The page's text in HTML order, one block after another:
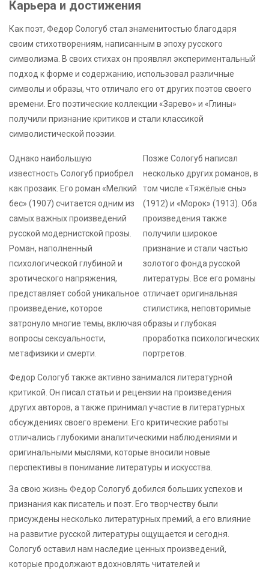
Карьера и достижения
Как поэт, Федор Сологуб стал знаменитостью благодаря
своим стихотворениям, написанным в эпоху русского
символизма. В своих стихах он проявлял экспериментальный
подход к форме и содержанию, использовал различные
символы и образы, что отличало его от других поэтов своего
времени. Его поэтические коллекции «Зарево» и «Глины»
получили признание критиков и стали классикой
символистической поэзии.
Однако наибольшую
известность Сологуб приобрел
как прозаик. Его роман «Мелкий
бес» (1907) считается одним из
самых важных произведений
русской модернистской прозы.
Роман, наполненный
психологической глубиной и
эротического напряжения,
представляет собой уникальное
произведение, которое
затронуло многие темы, включая
вопросы сексуальности,
метафизики и смерти.
Позже Сологуб написал
несколько других романов, в
том числе «Тяжёлые сны»
(1912) и «Морок» (1913). Оба
произведения также
получили широкое
признание и стали частью
золотого фонда русской
литературы. Все его романы
отличает оригинальная
стилистика, неповторимые
образы и глубокая
проработка психологических
портретов.
Федор Сологуб также активно занимался литературной
критикой. Он писал статьи и рецензии на произведения
других авторов, а также принимал участие в литературных
обсуждениях своего времени. Его критические работы
отличались глубокими аналитическими наблюдениями и
оригинальными мыслями, которые вносили новые
перспективы в понимание литературы и искусства.
За свою жизнь Федор Сологуб добился больших успехов и
признания как писатель и поэт. Его творчеству были
присуждены несколько литературных премий, а его влияние
на развитие русской литературы ощущается и сегодня.
Сологуб оставил нам наследие ценных произведений,
которые продолжают вдохновлять читателей и